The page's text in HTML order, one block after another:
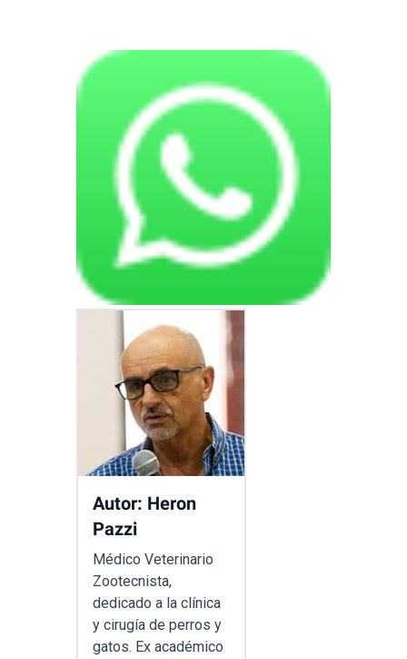
Autor: Heron
Pazzi
Médico Veterinario
Zootecnista,
dedicado a la clínica
y cirugía de perros y
gatos. Ex académico